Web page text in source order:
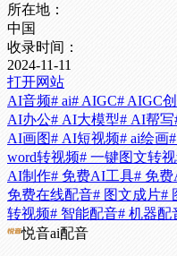
所在地：
中国
收录时间：
2024-11-11
打开网站
AI音频# ai# AIGC# AIGC
AI办公# AI大模型# AI帮写
AI画图# AI短视频# ai绘画
word转视频# 一键图文转
AI制作# 免费AI工具# 免
免费在线配音# 图文成片#
转视频# 智能配音# 机器配
悦音ai配音